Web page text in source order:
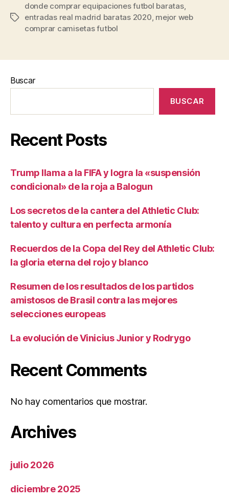
Etiquetas
donde comprar equipaciones futbol baratas,
entradas real madrid baratas 2020 mejor web
comprar camisetas futbol
Buscar
BUSCAR
Recent Posts
Trump llama a la FIFA y logra la «suspensión
condicional» de la roja a Balogun
Los secretos de la cantera del Athletic Club:
talento y cultura en perfecta armonía
Recuerdos de la Copa del Rey del Athletic Club:
la gloria eterna del rojo y blanco
Resumen de los resultados de los partidos
amistosos de Brasil contra las mejores
selecciones europeas
La evolución de Vinicius Junior y Rodrygo
Recent Comments
No hay comentarios que mostrar.
Archives
julio 2026
diciembre 2025